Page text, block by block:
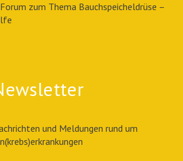
zum Thema Bauchspeicheldrüse –
und Meldungen rund um